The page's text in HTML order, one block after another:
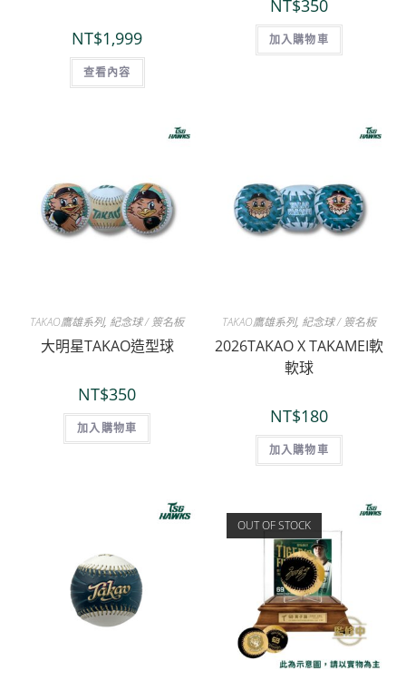
NT$1,999
查看內容
NT$350
加入購物車
TAKAO鷹雄系列, 紀念球 / 簽名板
大明星TAKAO造型球
NT$350
加入購物車
TAKAO鷹雄系列, 紀念球 / 簽名板
2026TAKAO X TAKAMEI軟
軟球
NT$180
加入購物車
OUT OF STOCK